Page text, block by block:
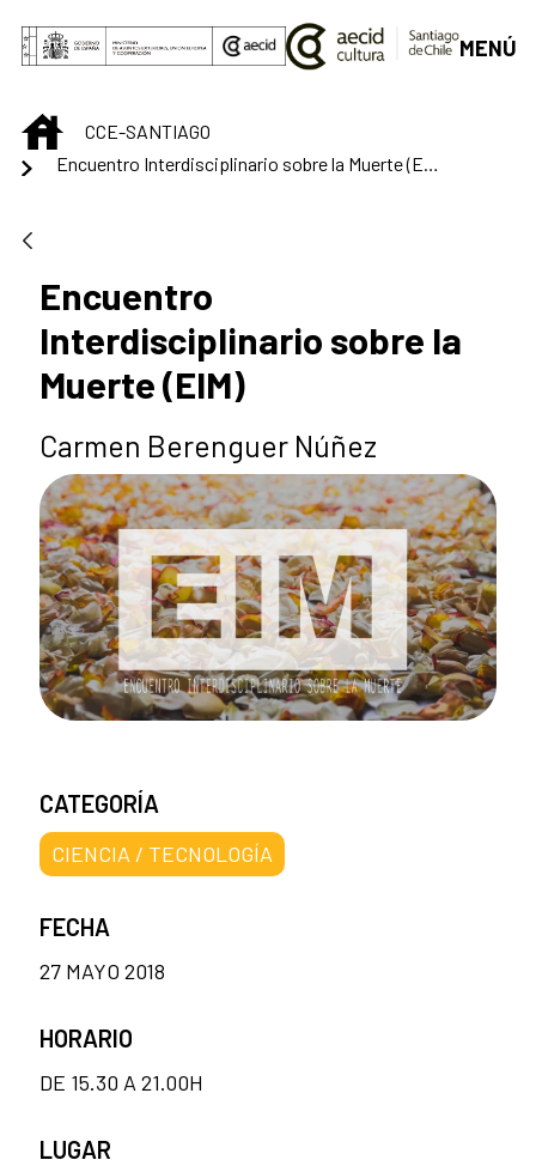
Saltar al contenido principal
MENÚ
INICIOCCE-SANTIAGO
Encuentro
Interdisciplinario sobre la
Muerte (EIM)
Carmen Berenguer Núñez
CATEGORÍA
CIENCIA / TECNOLOGÍA
FECHA
27 MAYO 2018
HORARIO
DE 15.30 A 21.00H
LUGAR